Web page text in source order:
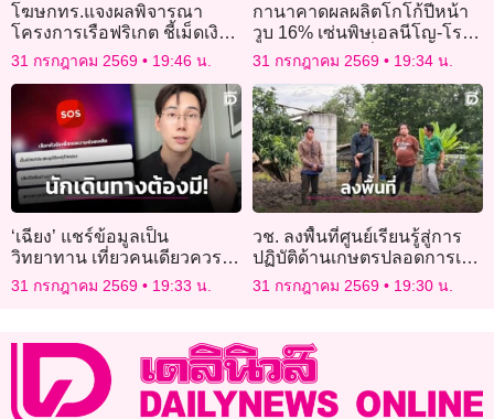
โฆษกทร.แจงผลพิจารณา
โครงการเรือฟริเกต ชี้เม็ดเงิน
ลงทุนในไทย 7,000 ล้าน
31 กรกฎาคม 2569 19:46 น.
กานาคาดผลผลิตโกโก้ปีหน้า
วูบ 16% เซ่นพิษเอลนีโญ-โรค
ระบาด-เหมืองเถื่อน
31 กรกฎาคม 2569 19:34 น.
‘เฉียง’ แชร์ข้อมูลเป็น
วิทยาทาน เที่ยวคนเดียวควรรู้
โหลดแอปช่วยเหลือยามวิกฤติ
31 กรกฎาคม 2569 19:33 น.
วช. ลงพื้นที่ศูนย์เรียนรู้สู่การ
ปฏิบัติด้านเกษตรปลอดการเผา
ณ จ.น่าน
31 กรกฎาคม 2569 19:30 น.